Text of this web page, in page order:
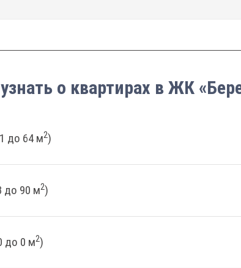
о квартирах в ЖК
до 64 м2)
до 90 м2)
до 0 м2)